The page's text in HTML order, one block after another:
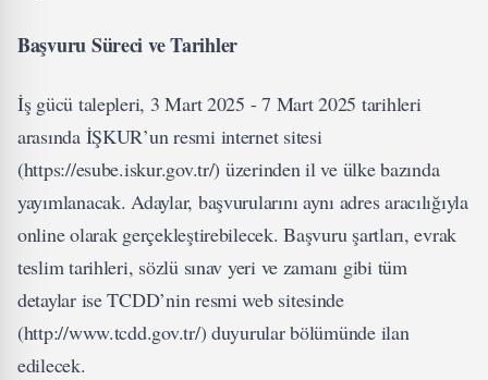
Başvuru Süreci ve Tarihler
İş gücü talepleri, 3 Mart 2025 - 7 Mart 2025 tarihleri
arasında İŞKUR’un resmi internet sitesi
(https://esube.iskur.gov.tr/) üzerinden il ve ülke bazında
yayımlanacak. Adaylar, başvurularını aynı adres aracılığıyla
online olarak gerçekleştirebilecek. Başvuru şartları, evrak
teslim tarihleri, sözlü sınav yeri ve zamanı gibi tüm
detaylar ise TCDD’nin resmi web sitesinde
(http://www.tcdd.gov.tr/) duyurular bölümünde ilan
edilecek.